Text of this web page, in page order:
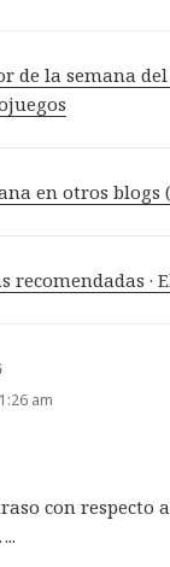
de la semana del
en otros blogs
recomendadas ·
dice:
am
con respecto